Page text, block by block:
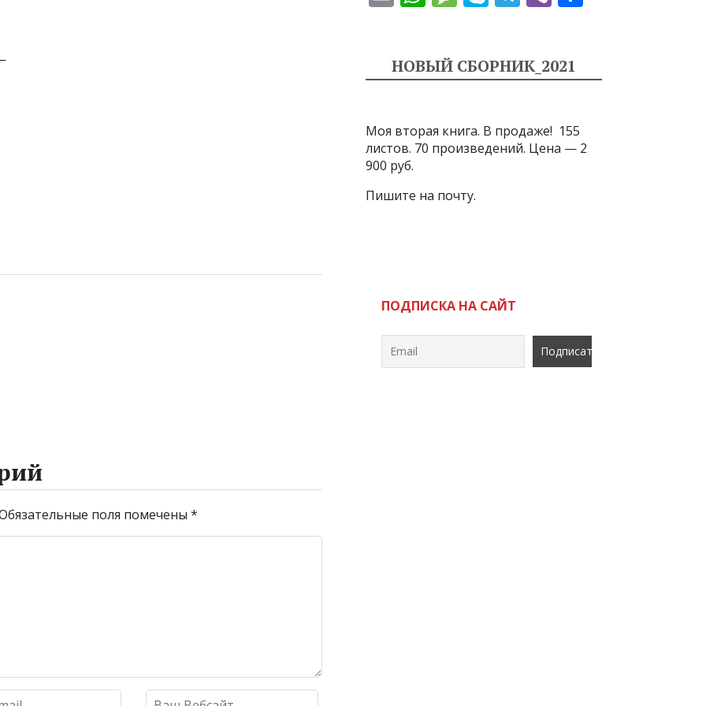
поля помечены *
l s
p
p
a
e
p gr
m
р
и
НОВЫЙ СБОРНИК_2021
Моя вторая книга. В продаже! 155
листов. 70 произведений. Цена — 2
900 руб.
Пишите на почту.
ПОДПИСКА НА САЙТ